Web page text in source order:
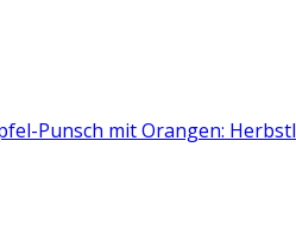
Punsch mit Orangen: